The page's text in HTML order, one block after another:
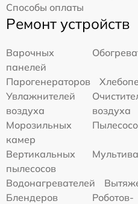
Способы оплаты
Ремонт устройств
Варочных
панелей
Парогенераторов
Увлажнителей
воздуха
воздуха
Морозильных
камер
Вертикальных
пылесосов
Водонагревателей
Блендеров
Роботов-